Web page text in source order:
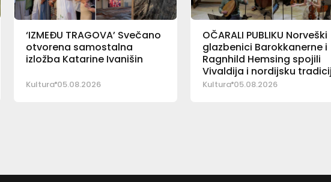
‘IZMEĐU TRAGOVA’ Svečano
otvorena samostalna
izložba Katarine Ivanišin
Kultura 05.08.2026
OČARALI PUBLIKU Norveški
glazbenici Barokkanerne i
Ragnhild Hemsing spojili
Vivaldija i nordijsku
Kultura 05.08.2026